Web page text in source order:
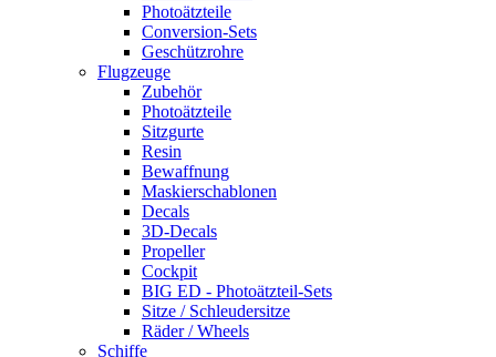
Photoätzteile
Conversion-Sets
Geschützrohre
Flugzeuge
Zubehör
Photoätzteile
Sitzgurte
Resin
Bewaffnung
Maskierschablonen
Decals
3D-Decals
Propeller
Cockpit
BIG ED - Photoätzteil-Sets
Sitze / Schleudersitze
Räder / Wheels
Schiffe